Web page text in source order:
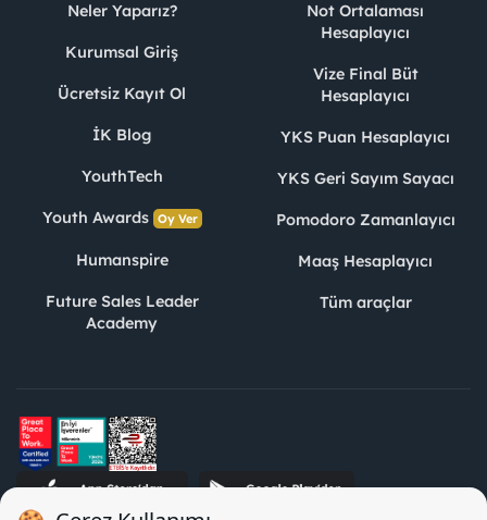
Neler Yaparız?
Kurumsal Giriş
Ücretsiz Kayıt Ol
İK Blog
YouthTech
Youth Awards Oy Ver
Humanspire
Future Sales Leader
Academy
Not Ortalaması
Hesaplayıcı
Vize Final Büt
Hesaplayıcı
YKS Puan Hesaplayıcı
YKS Geri Sayım Sayacı
Pomodoro Zamanlayıcı
Maaş Hesaplayıcı
Tüm araçlar